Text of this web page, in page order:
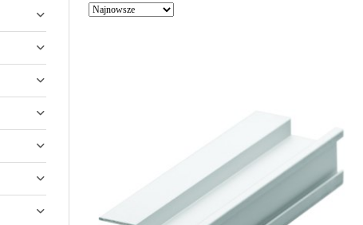
Zastosowano
Sortuj